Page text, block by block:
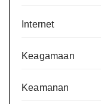
Internet
Keagamaan
Keamanan